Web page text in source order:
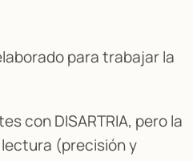
para trabajar la
con DISARTRIA, pero la
(precisión y